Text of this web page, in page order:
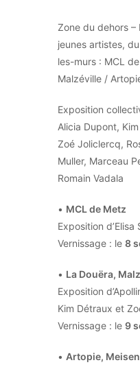
Zone du dehors
jeunes artistes,
les-murs : MCL
Malzéville /
Exposition
Alicia Dupont,
Zoé Joliclercq,
Muller, Marceau
Romain Vadala
• MCL de Metz
Exposition
Vernissage : le 8
• La Douëra,
Exposition
Kim Détraux et
Vernissage : le 9
• Artopie,